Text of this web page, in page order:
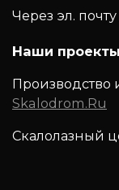
Через эл. почту
Наши
Производство
Skalodrom.Ru
Скалолазный